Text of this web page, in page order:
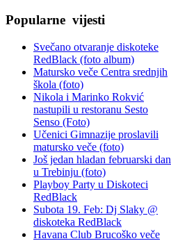
Popularne vijesti
Svečano otvaranje diskoteke
RedBlack (foto album)
Matursko veče Centra srednjih
škola (foto)
Nikola i Marinko Rokvić
nastupili u restoranu Sesto
Senso (Foto)
Učenici Gimnazije proslavili
matursko veče (foto)
Još jedan hladan februarski dan
u Trebinju (foto)
Playboy Party u Diskoteci
RedBlack
Subota 19. Feb: Dj Slaky @
diskoteka RedBlack
Havana Club Brucoško veče